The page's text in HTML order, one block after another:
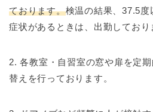
ております。検温の結果、37.5
症状があるときは、出勤しており
2. 各教室・自習室の窓や扉を定
替えを行っております。